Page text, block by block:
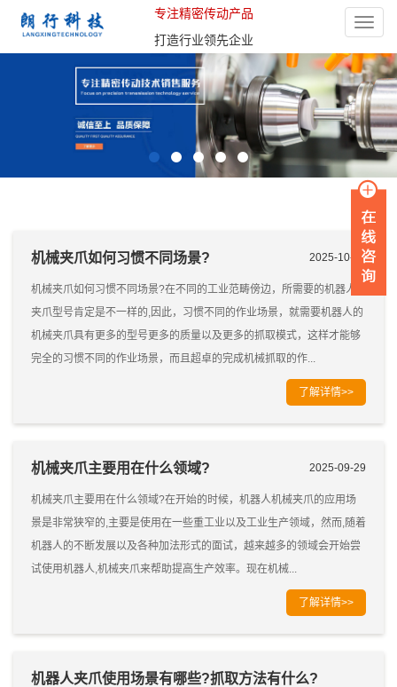
Toggle
专注精密传动产品
打造行业领先企业
机械夹爪如何习惯不同场景? 2025-10-29
机械夹爪如何习惯不同场景?在不同的工业范畴傍边，所需要的机器人
夹爪型号肯定是不一样的,因此，习惯不同的作业场景，就需要机器人的
机械夹爪具有更多的型号更多的质量以及更多的抓取模式，这样才能够
完全的习惯不同的作业场景，而且超卓的完成机械抓取的作...
了解详情>>
机械夹爪主要用在什么领域? 2025-09-29
机械夹爪主要用在什么领域?在开始的时候，机器人机械夹爪的应用场
景是非常狭窄的,主要是使用在一些重工业以及工业生产领域，然而,随着
机器人的不断发展以及各种加法形式的面试，越来越多的领域会开始尝
试使用机器人,机械夹爪来帮助提高生产效率。现在机械...
了解详情>>
机器人夹爪使用场景有哪些?抓取方法有什么?